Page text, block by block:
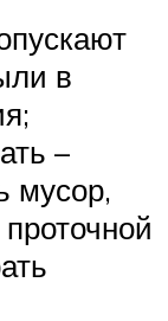
в
–
мусор,